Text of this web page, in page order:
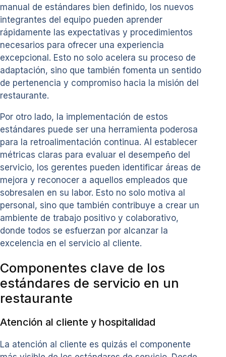
manual de estándares bien definido, los nuevos
integrantes del equipo pueden aprender
rápidamente las expectativas y procedimientos
necesarios para ofrecer una experiencia
excepcional. Esto no solo acelera su proceso de
adaptación, sino que también fomenta un sentido
de pertenencia y compromiso hacia la misión del
restaurante.
Por otro lado, la implementación de estos
estándares puede ser una herramienta poderosa
para la retroalimentación continua. Al establecer
métricas claras para evaluar el desempeño del
servicio, los gerentes pueden identificar áreas de
mejora y reconocer a aquellos empleados que
sobresalen en su labor. Esto no solo motiva al
personal, sino que también contribuye a crear un
ambiente de trabajo positivo y colaborativo,
donde todos se esfuerzan por alcanzar la
excelencia en el servicio al cliente.
Componentes clave de los
estándares de servicio en un
restaurante
Atención al cliente y hospitalidad
La atención al cliente es quizás el componente